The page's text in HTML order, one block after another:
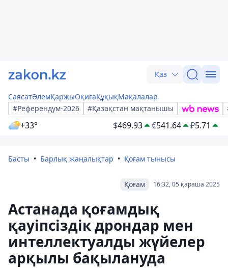
Қаз
СаясатӘлемҚаржыОқиғаҚұқықМақалалар
#Референдум-2026
#Қазақстан мақтанышы
+33° $469.93 €541.64 ₽5.71
Басты Барлық жаңалықтар Қоғам тынысы
16:32, 05 қараша 2025
Қоғам
Астанада қоғамдық
қауіпсіздік дрондар мен
интеллектуалды жүйелер
арқылы бақылануда